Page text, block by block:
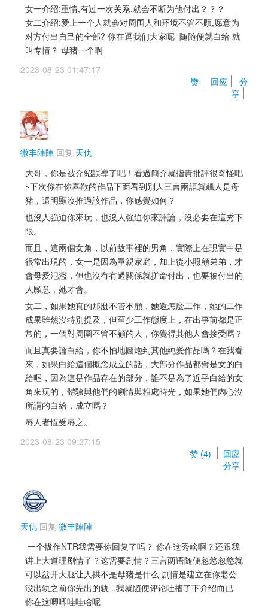
女一介绍:重情,有过一次关系,就会不断为他付出？？？
女二介绍:爱上一个人就会对周围人和环境不管不顾,愿意为
对方付出自己的全部? 你在逗我们大家呢 随随便就白给 就
叫专情？ 母猪一个啊
2023-08-23 01:47:17
赞
回应
分
享
微丰陣陣 回复 天仇
大哥，你是被介紹誤導了吧！看過簡介就指責批評很奇怪吧
~下次你在你喜歡的作品下面看到別人三言兩語就飆人是母
豬，還明顯沒推過該作品，你感覺如何？
也沒人強迫你來玩，也沒人強迫你來評論，沒必要在這秀下
限。
而且，這兩個女角，以前故事裡的男角，實際上在現實中是
很常出現的，女一是因為單親家庭，加上從小照顧弟弟，才
會母愛氾濫，但也沒有有過關係就拼命付出，也要被付出的
人願意，她才會。
女二，如果她真的那麼不管不顧，她還怎麼工作，她的工作
成果雖然沒特別提及，但至少工作態度上，在出事前都是正
常的，一個對周圍不管不顧的人，你覺得其他人會接受嗎？
而且真要論白給，你不怕地圖炮到其他純愛作品嗎？在我看
來，如果白給這個概念成立的話，大部分作品都會是女的白
給喔，因為這是作品存在的部分，誰不是為了近乎白給的女
角來玩的，體驗與他們的劇情與相處時光，如果她們內心沒
所謂的白給，成立嗎？
辱人者恆受辱之。
2023-08-23 09:27:15
赞 (4)
回应
分享
天仇 回复 微丰陣陣
一个拔作NTR我需要你回复了吗？ 你在这秀啥啊？还跟我
讲上大道理剧情了？这需要剧情？三言两语随便忽悠忽悠就
可以岔开大腿让人拱不是母猪是什么 剧情是建立在你老公
没出轨之前你先出的轨 ..我就随便评论吐槽了下介绍而已
你在这唧唧哇哇啥呢